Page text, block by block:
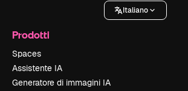
Italiano
Prodotti
Spaces
Assistente IA
Generatore di immagini IA